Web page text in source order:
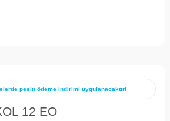
peşin ödeme indirimi uygulanacaktır!
12 EO